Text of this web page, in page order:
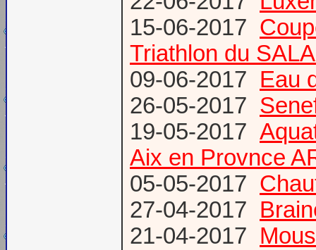
15-06-2017
Triathlon du
09-06-2017 Eau
26-05-2017
19-05-2017
Aix en Provnce
05-05-2017
27-04-2017
21-04-2017